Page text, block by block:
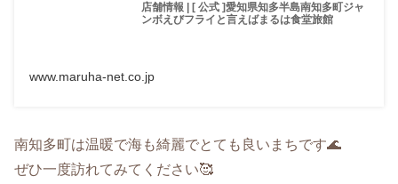
店舗情報 | [ 公式 ]愛知県知多半島南知多町ジャ
ンボえびフライと言えばまるは食堂旅館
www.maruha-net.co.jp
南知多町は温暖で海も綺麗でとても良いまちです🌊
ぜひ一度訪れてみてください🥰